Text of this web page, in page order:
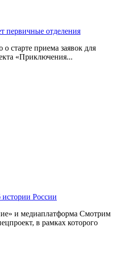
первичные отделения
старте приема заявок для
«Приключения...
России
и медиаплатформа Смотрим
в рамках которого